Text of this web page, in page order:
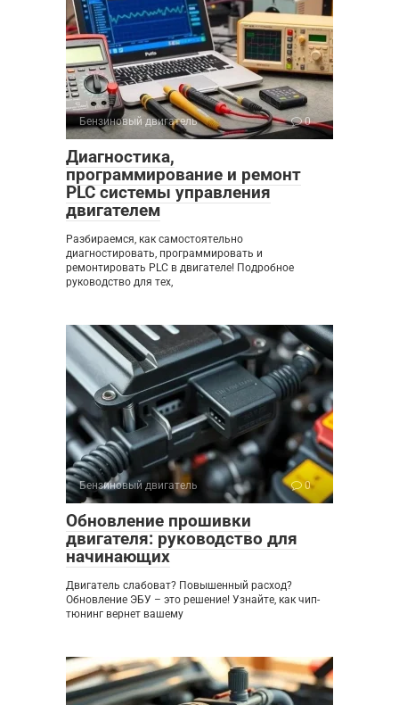
Бензиновый двигатель 0
Диагностика,
программирование и ремонт
PLC системы управления
двигателем
Разбираемся, как самостоятельно
диагностировать, программировать и
ремонтировать PLC в двигателе! Подробное
руководство для тех,
Бензиновый двигатель 0
Обновление прошивки
двигателя: руководство для
начинающих
Двигатель слабоват? Повышенный расход?
Обновление ЭБУ – это решение! Узнайте, как чип-
тюнинг вернет вашему